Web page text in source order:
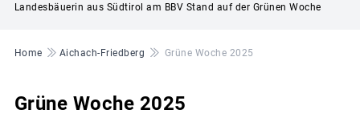
Landesbäuerin aus Südtirol am BBV Stand auf der Grünen Woche
Pfadnavigation
Home Aichach-Friedberg Grüne Woche 2025
Grüne Woche 2025